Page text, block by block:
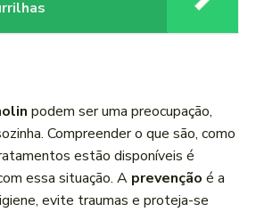
podem ser uma preocupação,
Compreender o que são, como
estão disponíveis é
essa situação. A prevenção é a
evite traumas e proteja-se